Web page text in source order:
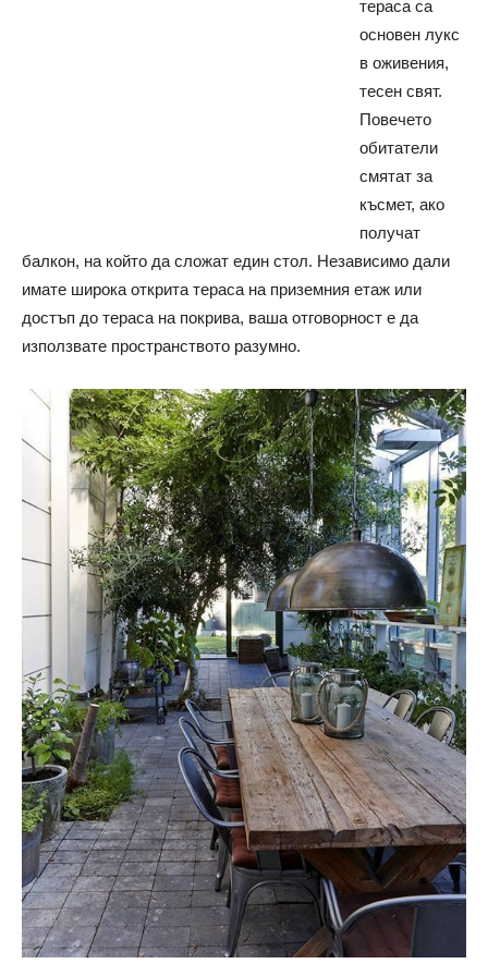
тераса са
основен лукс
в оживения,
тесен свят.
Повечето
обитатели
смятат за
късмет, ако
получат
балкон, на който да сложат един стол. Независимо дали
имате широка открита тераса на приземния етаж или
достъп до тераса на покрива, ваша отговорност е да
използвате пространството разумно.